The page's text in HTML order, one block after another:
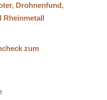
Drohnenfund,
Rheinmetall
zum